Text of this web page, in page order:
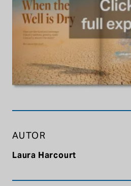
AUTOR
Laura Harcourt